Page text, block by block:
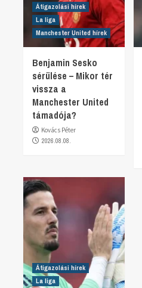
Átigazolási hírek
La liga
Manchester United hírek
Benjamin Sesko
sérülése – Mikor tér
vissza a
Manchester United
támadója?
Kovács Péter
2026.08.08.
Átigazolási hírek
La liga